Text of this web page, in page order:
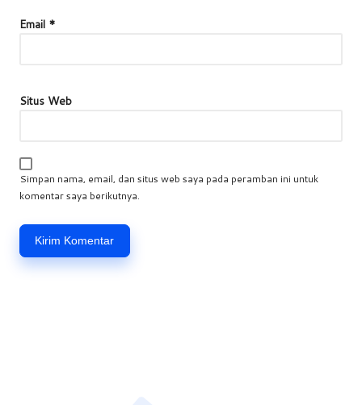
Email *
Situs Web
Simpan nama, email, dan situs web saya pada peramban ini untuk
komentar saya berikutnya.